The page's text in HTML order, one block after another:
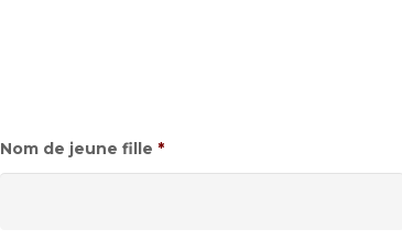
Nom de jeune fille *